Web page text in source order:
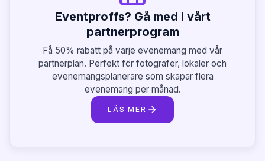
Eventproffs? Gå med i vårt
partnerprogram
Få 50% rabatt på varje evenemang med vår
partnerplan. Perfekt för fotografer, lokaler och
evenemangsplanerare som skapar flera
evenemang per månad.
LÄS MER